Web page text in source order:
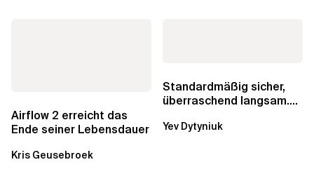
Airflow 2 erreicht das
Ende seiner Lebensdauer
Kris Geusebroek
Standardmäßig sicher,
überraschend langsam.
über die RDS...
Yev Dytyniuk